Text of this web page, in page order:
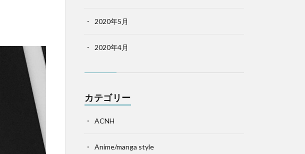
2020年5月
2020年4月
カテゴリー
ACNH
Anime/manga style